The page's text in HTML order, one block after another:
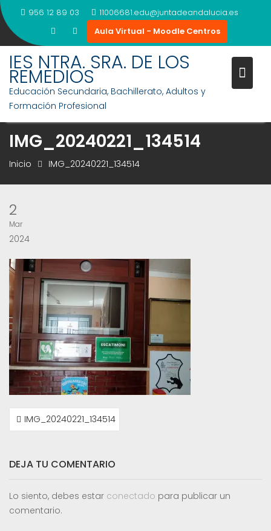
Saltar
al
contenido
956 12 89 03
11006681.edu@juntadeandalucia.es
Aula Virtual - Moodle Centros
IES NTRA. SRA. DE LOS
REMEDIOS
Educación Secundaria, Bachillerato, Adultos y
Formación Profesional
IMG_20240221_134514
Inicio IMG_20240221_134514
2
Mar
2024
NAVEGACIÓN
DEIMG_20240221_134514
DEJA TU COMENTARIO
Lo siento, debes estar conectado para publicar un
comentario.